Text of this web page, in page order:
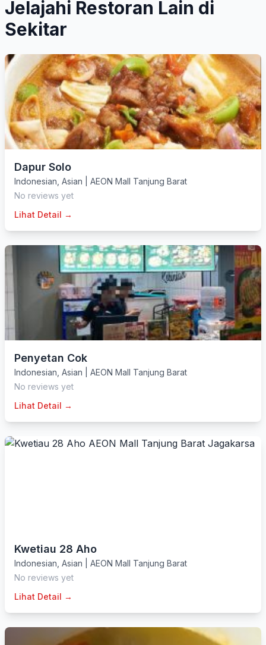
Jelajahi Restoran Lain di
Sekitar
Dapur Solo
Indonesian Asian
AEON Mall Tanjung Barat
No reviews yet
Lihat Detail →
Penyetan Cok
Indonesian Asian
AEON Mall Tanjung Barat
No reviews yet
Lihat Detail →
Kwetiau 28 Aho
Indonesian Asian
AEON Mall Tanjung Barat
No reviews yet
Lihat Detail →